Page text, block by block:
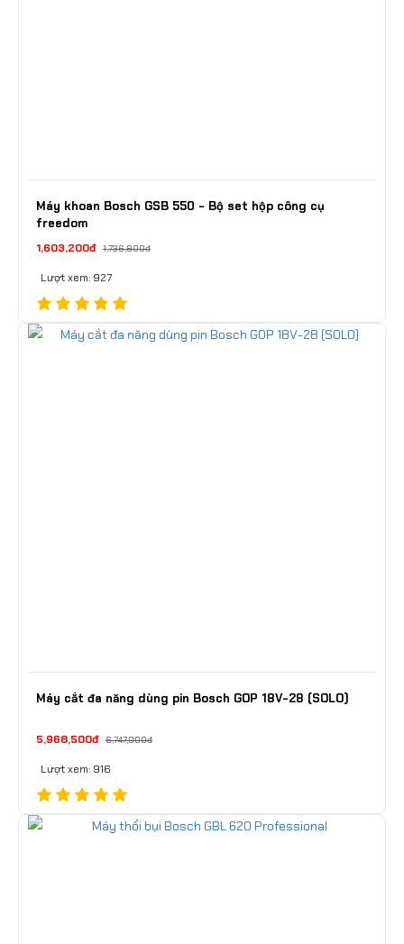
Máy khoan Bosch GSB 550 - Bộ set hộp công cụ
freedom
1,603,200đ 1,736,800đ
Lượt xem: 927
Máy cắt đa năng dùng pin Bosch GOP 18V-28 (SOLO)
5,968,500đ 6,747,000đ
Lượt xem: 916